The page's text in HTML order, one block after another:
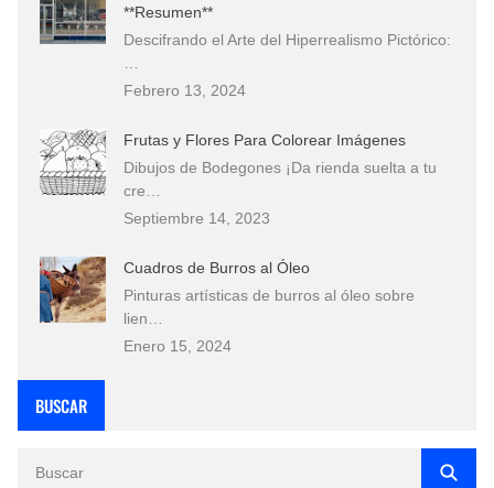
**Resumen**
Descifrando el Arte del Hiperrealismo Pictórico:
Febrero 13, 2024
Frutas y Flores Para Colorear Imágenes
Dibujos de Bodegones ¡Da rienda suelta a tu
cre…
Septiembre 14, 2023
Cuadros de Burros al Óleo
Pinturas artísticas de burros al óleo sobre
lien…
Enero 15, 2024
BUSCAR